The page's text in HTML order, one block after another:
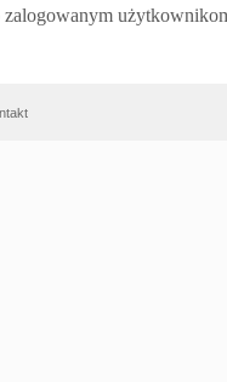
zalogowanym